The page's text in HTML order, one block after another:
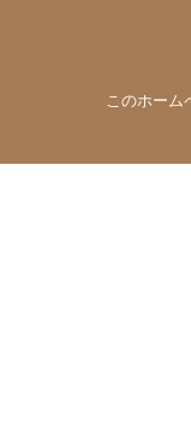
このホー